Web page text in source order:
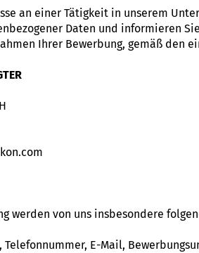
an einer Tätigkeit in unserem
Daten und informieren
Ihrer Bewerbung, gemäß den
werden von uns insbesondere
Telefonnummer, E-Mail,